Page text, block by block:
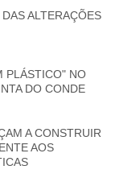
ALTERAÇÕES
PLÁSTICO" NO
DO CONDE
A CONSTRUIR
AOS